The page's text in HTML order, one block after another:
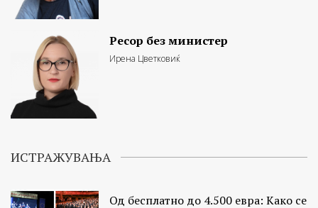
Ресор без министер
Ирена Цветковиќ
ИСТРАЖУВАЊА
Од бесплатно до 4.500 евра: Како се